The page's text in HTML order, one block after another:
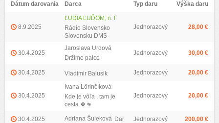
Dátum darovania Darca Typ daru Výška daru
8.9.2025
ĽUDIA ĽUĎOM, n. f.
Rádio Slovensko
Slovensku DMS
Jednorazový 28,00 €
30.4.2025
Jaroslava Urdová
Držíme palce
Jednorazový 30,00 €
30.4.2025 Vladimir Balusik Jednorazový 20,00 €
30.4.2025
Ivana Lörinčíková
Kde je vôľa , tam je
cesta 🍀👊
Jednorazový 20,00 €
30.4.2025 Adriana Šuleková Dar Jednorazový 200,00 €